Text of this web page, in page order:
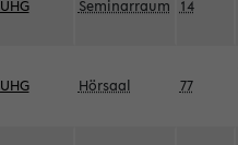
UHG Seminarraum 14
UHG Hörsaal 77